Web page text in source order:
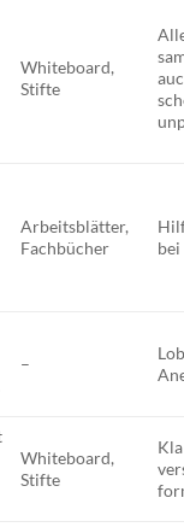
Whiteboard,
Stifte
Arbeitsblätter,
Fachbücher
bei
–
Whiteboard,
Stifte